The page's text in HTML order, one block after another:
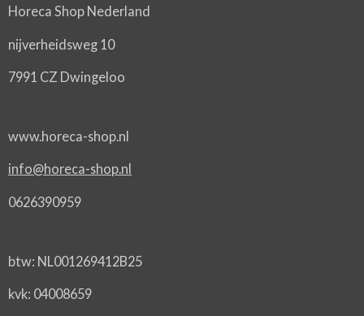
Horeca Shop Nederland
nijverheidsweg 10
7991 CZ Dwingeloo
www.horeca-shop.nl
info@horeca-shop.nl
0626390959
btw: NL001269412B25
kvk: 04008659